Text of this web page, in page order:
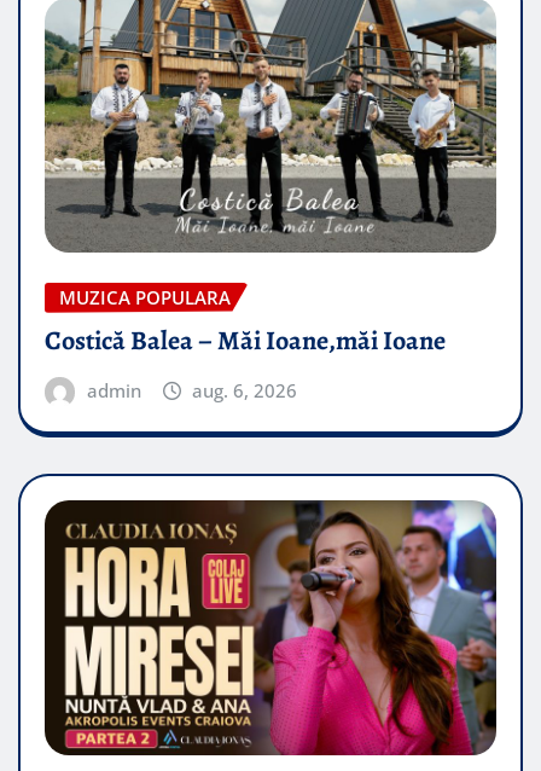
MUZICA POPULARA
Costică Balea – Măi Ioane,măi Ioane
admin aug. 6, 2026